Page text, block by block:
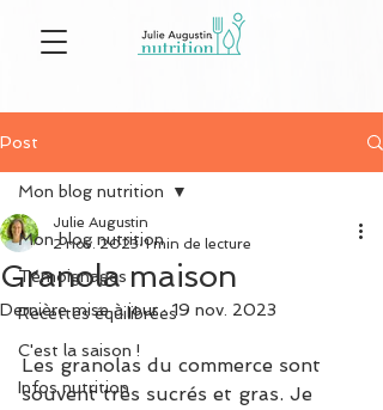
Post
Mon blog nutrition
Témoignages
Recettes équilibrées
C'est la saison !
Infos nutrition
Mon blog nutrition
Granola maison
Julie Augustin
2 nov. 2023 1 min de lecture
Dernière mise à jour :19 nov. 2023
Les granolas du commerce sont
souvent très sucrés et gras. Je